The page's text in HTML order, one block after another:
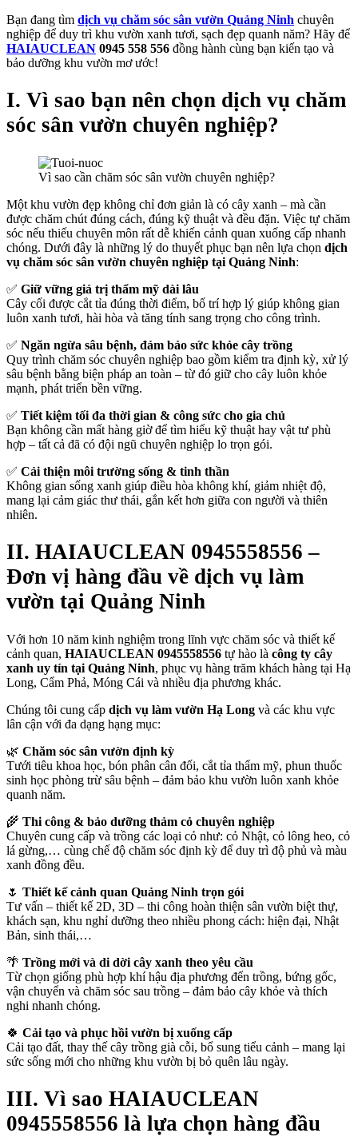
Bạn đang tìm dịch vụ chăm sóc sân vườn Quảng Ninh chuyên
nghiệp để duy trì khu vườn xanh tươi, sạch đẹp quanh năm? Hãy để
HAIAUCLEAN 0945 558 556 đồng hành cùng bạn kiến tạo và
bảo dưỡng khu vườn mơ ước!
I. Vì sao bạn nên chọn dịch vụ chăm
sóc sân vườn chuyên nghiệp?
Vì sao cần chăm sóc sân vườn chuyên nghiệp?
Một khu vườn đẹp không chỉ đơn giản là có cây xanh – mà cần
được chăm chút đúng cách, đúng kỹ thuật và đều đặn. Việc tự chăm
sóc nếu thiếu chuyên môn rất dễ khiến cảnh quan xuống cấp nhanh
chóng. Dưới đây là những lý do thuyết phục bạn nên lựa chọn dịch
vụ chăm sóc sân vườn chuyên nghiệp tại Quảng Ninh:
✅ Giữ vững giá trị thẩm mỹ dài lâu
Cây cối được cắt tỉa đúng thời điểm, bố trí hợp lý giúp không gian
luôn xanh tươi, hài hòa và tăng tính sang trọng cho công trình.
✅ Ngăn ngừa sâu bệnh, đảm bảo sức khỏe cây trồng
Quy trình chăm sóc chuyên nghiệp bao gồm kiểm tra định kỳ, xử lý
sâu bệnh bằng biện pháp an toàn – từ đó giữ cho cây luôn khỏe
mạnh, phát triển bền vững.
✅ Tiết kiệm tối đa thời gian & công sức cho gia chủ
Bạn không cần mất hàng giờ để tìm hiểu kỹ thuật hay vật tư phù
hợp – tất cả đã có đội ngũ chuyên nghiệp lo trọn gói.
✅ Cải thiện môi trường sống & tinh thần
Không gian sống xanh giúp điều hòa không khí, giảm nhiệt độ,
mang lại cảm giác thư thái, gắn kết hơn giữa con người và thiên
nhiên.
II. HAIAUCLEAN 0945558556 –
Đơn vị hàng đầu về dịch vụ làm
vườn tại Quảng Ninh
Với hơn 10 năm kinh nghiệm trong lĩnh vực chăm sóc và thiết kế
cảnh quan, HAIAUCLEAN 0945558556 tự hào là công ty cây
xanh uy tín tại Quảng Ninh, phục vụ hàng trăm khách hàng tại Hạ
Long, Cẩm Phả, Móng Cái và nhiều địa phương khác.
Chúng tôi cung cấp dịch vụ làm vườn Hạ Long và các khu vực
lân cận với đa dạng hạng mục:
🌿 Chăm sóc sân vườn định kỳ
Tưới tiêu khoa học, bón phân cân đối, cắt tỉa thẩm mỹ, phun thuốc
sinh học phòng trừ sâu bệnh – đảm bảo khu vườn luôn xanh khỏe
quanh năm.
🌾 Thi công & bảo dưỡng thảm cỏ chuyên nghiệp
Chuyên cung cấp và trồng các loại cỏ như: cỏ Nhật, cỏ lông heo, cỏ
lá gừng,… cùng chế độ chăm sóc định kỳ để duy trì độ phủ và màu
xanh đồng đều.
🌷 Thiết kế cảnh quan Quảng Ninh trọn gói
Tư vấn – thiết kế 2D, 3D – thi công hoàn thiện sân vườn biệt thự,
khách sạn, khu nghỉ dưỡng theo nhiều phong cách: hiện đại, Nhật
Bản, sinh thái,…
🌴 Trồng mới và di dời cây xanh theo yêu cầu
Từ chọn giống phù hợp khí hậu địa phương đến trồng, bứng gốc,
vận chuyển và chăm sóc sau trồng – đảm bảo cây khỏe và thích
nghi nhanh chóng.
🍀 Cải tạo và phục hồi vườn bị xuống cấp
Cải tạo đất, thay thế cây trồng già cỗi, bổ sung tiểu cảnh – mang lại
sức sống mới cho những khu vườn bị bỏ quên lâu ngày.
III. Vì sao HAIAUCLEAN
0945558556 là lựa chọn hàng đầu